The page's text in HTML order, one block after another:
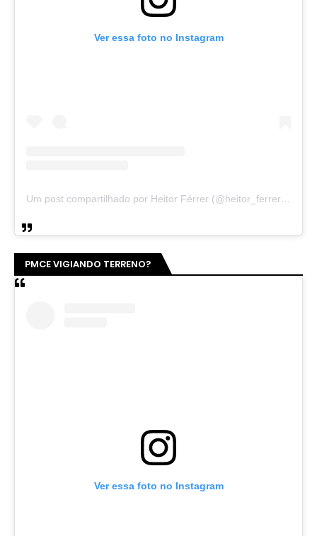
Ver essa foto no Instagram
Um post compartilhado por Heitor Férrer (@heitor_ferrer77)
PMCE VIGIANDO TERRENO?
Ver essa foto no Instagram